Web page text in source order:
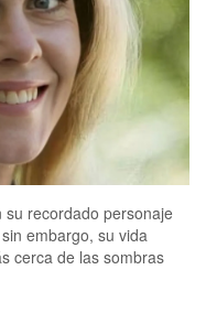
recordado personaje
embargo, su vida
cerca de las sombras